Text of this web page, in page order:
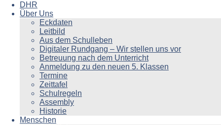
DHR
Über Uns
Eckdaten
Leitbild
Aus dem Schulleben
Digitaler Rundgang – Wir stellen uns vor
Betreuung nach dem Unterricht
Anmeldung zu den neuen 5. Klassen
Termine
Zeittafel
Schulregeln
Assembly
Historie
Menschen